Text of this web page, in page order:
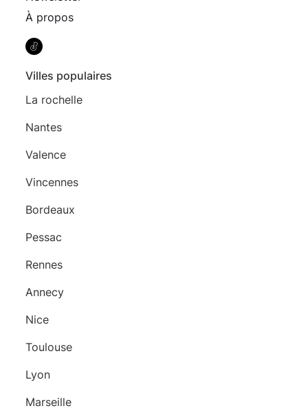
À propos
Villes populaires
La rochelle
Nantes
Valence
Vincennes
Bordeaux
Pessac
Rennes
Annecy
Nice
Toulouse
Lyon
Marseille